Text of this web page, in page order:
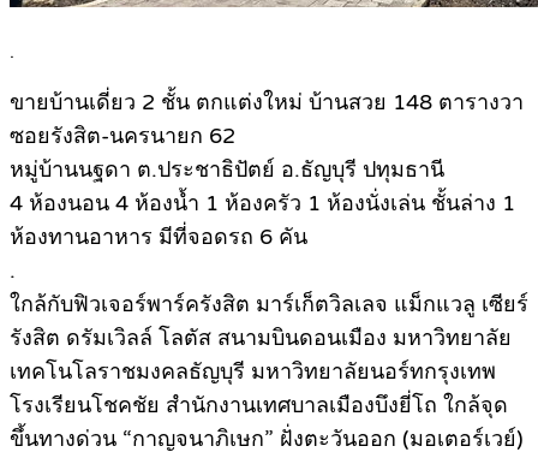
.
ขายบ้านเดี่ยว 2 ชั้น ตกแต่งใหม่ บ้านสวย 148 ตารางวา
ซอยรังสิต-นครนายก 62
หมู่บ้านนฐดา ต.ประชาธิปัตย์ อ.ธัญบุรี ปทุมธานี
4 ห้องนอน 4 ห้องน้ำ 1 ห้องครัว 1 ห้องนั่งเล่น ชั้นล่าง 1
ห้องทานอาหาร มีที่จอดรถ 6 คัน
.
ใกล้กับฟิวเจอร์พาร์ครังสิต มาร์เก็ตวิลเลจ แม็กแวลู เซียร์
รังสิต ดรัมเวิลล์ โลตัส สนามบินดอนเมือง มหาวิทยาลัย
เทคโนโลราชมงคลธัญบุรี มหาวิทยาลัยนอร์ทกรุงเทพ
โรงเรียนโชคชัย สำนักงานเทศบาลเมืองบึงยี่โถ ใกล้จุด
ขึ้นทางด่วน “กาญจนาภิเษก” ฝั่งตะวันออก (มอเตอร์เวย์)